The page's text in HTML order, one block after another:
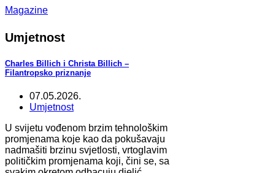
Magazine
Umjetnost
Charles Billich i Christa Billich –
Filantropsko priznanje
07.05.2026.
Umjetnost
U svijetu vođenom brzim tehnološkim
promjenama koje kao da pokušavaju
nadmašiti brzinu svjetlosti, vrtoglavim
političkim promjenama koji, čini se, sa